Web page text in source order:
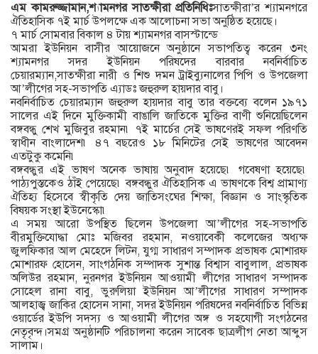
এম কামরুজ্জামান,শ্যামনগর সাতক্ষীরা প্রতিনিধিঃসাতক্ষীরা’র শ্যামনগরে
ঐতিহাসিক ৭ই মার্চ উপলক্ষে এক আলোচনা সভা অনুষ্ঠিত হয়েছে।
৭ মার্চ সোমবার বিকাল ৪ টায় শ্যামনগর বাসস্টান্ডে
আমরা ইউনিয়ন বাসীর আয়োজনে অনুষ্ঠানে সভাপতিত্ব করেন ৩নং
শ্যামনগর সদর ইউনিয়ন পরিষদের বারবার নবনির্বাচিত
চেয়ারম্যান,সাতক্ষীরা নারী ও শিশু দমন ট্রাইব্যুনালের পিপি ও উপজেলা
আ’লীগের সহ-সভাপতি এ্যাডঃ জহুরুল হায়দার বাবু।
নবনির্বাচিত চেয়ারম্যান জহুরুল হায়দার বাবু তার বক্তব্যে বলেন ১৯৭১
সালের এই দিনে মুক্তিকামী বাঙালি জাতিকে মুক্তির বাণী শুনিয়েছিলেন
বঙ্গবন্ধু শেখ মুজিবুর রহমান৷ ৭ই মার্চের সেই ভাষণেরই সফল পরিণতি
স্বাধীন বাংলাদেশ৷ ৪৭ বছরেও ১৮ মিনিটের সেই ভাষণের আবেদন
এতটুকু কমেনি৷
বঙ্গবন্ধুর এই ভাষণ অনেক ভাষায় অনুবাদ হয়েছে৷ গবেষণা হয়েছে৷
পাঠ্যপুস্তকেও ঠাঁই পেয়েছে৷ বঙ্গবন্ধুর ঐতিহাসিক এ ভাষণকে বিশ্ব প্রামাণ্য
ঐতিহ্য হিসেবে স্বীকৃতি দেয় জাতিসংঘের শিক্ষা, বিজ্ঞান ও সাংস্কৃতিক
বিষয়ক সংস্থা ইউনেস্কো৷
এ সময় আরো উপস্থিত ছিলেন উপজেলা আ’লীগের সহ-সভাপতি
বীরমুক্তিযোদ্ধা মোঃ মজিবর রহমান, নওয়াবেকী কলেজের অধ্যক্ষ
জুলফিকার আল মেহেদে লিটন, যুগ্ম সাধারণ সম্পাদক প্রভাষক মোশারফ
মোশারফ হোসেন, সাংগঠনিক সম্পাদক সুশান্ত বিশ্বাস বাবুলাল, প্রভাষক
অলিউর রহমান, নুরনগর ইউনিয়ন আওয়ামী লীগের সাধারণ সম্পাদক
সোহেল রানা বাবু, ভুরুলিয়া ইউনিয়ন আ’লীগের সাধারণ সম্পাদক
আলহাজ্ব জাকির হোসেন সানা, সদর ইউনিয়ন পরিষদের নবনির্বাচিত বিভিন্ন
ওয়ার্ডের ইউপি সদস্য ও আওয়ামী লীগের অঙ্গ ও সহযোগী সংগঠনের
নেতৃবৃন্দ।সমগ্র অনুষ্ঠানটি পরিচালনা করেন সাবেক ছাত্রলীগ নেতা আব্দুস
সালাম।